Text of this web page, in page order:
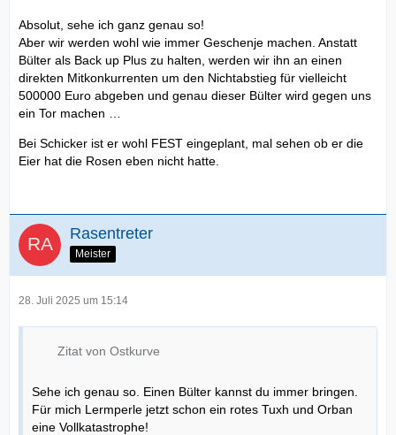
Absolut, sehe ich ganz genau so!
Aber wir werden wohl wie immer Geschenje machen. Anstatt
Bülter als Back up Plus zu halten, werden wir ihn an einen
direkten Mitkonkurrenten um den Nichtabstieg für vielleicht
500000 Euro abgeben und genau dieser Bülter wird gegen uns
ein Tor machen …
Bei Schicker ist er wohl FEST eingeplant, mal sehen ob er die
Eier hat die Rosen eben nicht hatte.
Rasentreter
Meister
28. Juli 2025 um 15:14
Zitat von Ostkurve
Sehe ich genau so. Einen Bülter kannst du immer bringen.
Für mich Lermperle jetzt schon ein rotes Tuxh und Orban
eine Vollkatastrophe!